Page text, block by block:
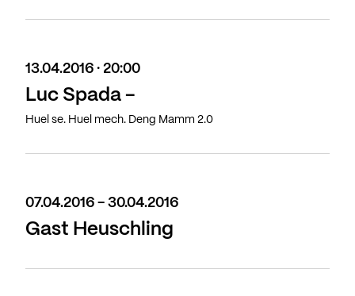
13.04.2016 · 20:00
Luc Spada -
Huel se. Huel mech. Deng Mamm 2.0
07.04.2016 - 30.04.2016
Gast Heuschling